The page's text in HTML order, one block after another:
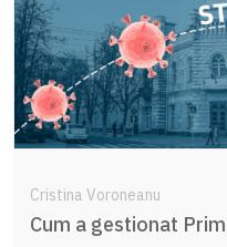
Cristina Voroneanu
Cum a gestionat